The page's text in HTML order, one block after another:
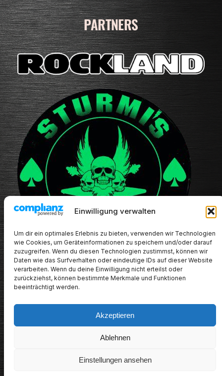
Einwilligung verwalten
Um dir ein optimales Erlebnis zu bieten, verwenden wir Technologien
wie Cookies, um Geräteinformationen zu speichern und/oder darauf
zuzugreifen. Wenn du diesen Technologien zustimmst, können wir
Daten wie das Surfverhalten oder eindeutige IDs auf dieser Website
verarbeiten. Wenn du deine Einwilligung nicht erteilst oder
zurückziehst, können bestimmte Merkmale und Funktionen
beeinträchtigt werden.
Akzeptieren
Ablehnen
Einstellungen ansehen
PARTNERS
METALHEADs new stuff